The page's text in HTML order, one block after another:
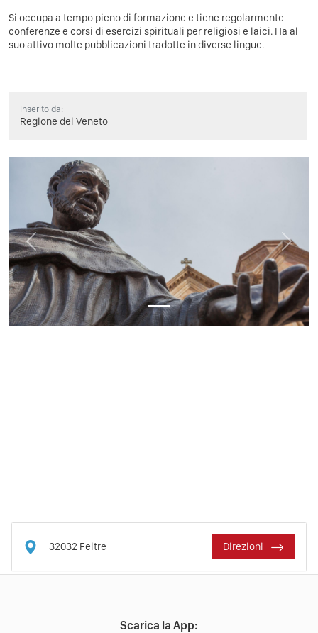
Si occupa a tempo pieno di formazione e tiene regolarmente
conferenze e corsi di esercizi spirituali per religiosi e laici. Ha al
suo attivo molte pubblicazioni tradotte in diverse lingue.
Inserito da:
Regione del Veneto
Previous Next
32032 Feltre Direzioni
Scarica la App: